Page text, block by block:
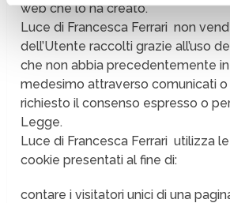
web che lo ha creato.
Luce di Francesca Ferrari non
dell’Utente raccolti grazie all’uso
che non abbia precedentemente
medesimo attraverso comunicati o
richiesto il consenso espresso o
Legge.
Luce di Francesca Ferrari utilizza
cookie presentati al fine di:
contare i visitatori unici di una